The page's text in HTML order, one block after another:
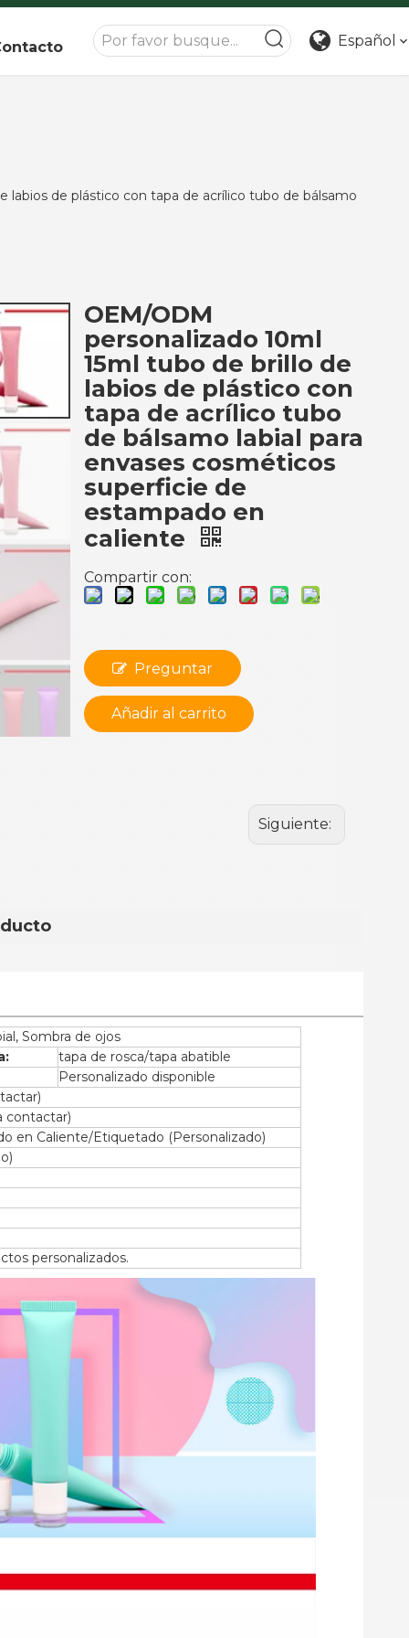
Español
labios de plástico con tapa de acrílico tubo de bálsamo
OEM/ODM
personalizado 10ml
15ml tubo de brillo de
labios de plástico con
tapa de acrílico tubo
de bálsamo labial para
envases cosméticos
superficie de
estampado en
caliente
Compartir con:
Preguntar
Añadir al carrito
Siguiente:
Sombra de ojos
tapa de rosca/tapa abatible
Personalizado disponible
contactar)
en Caliente/Etiquetado (Personalizado)
personalizados.